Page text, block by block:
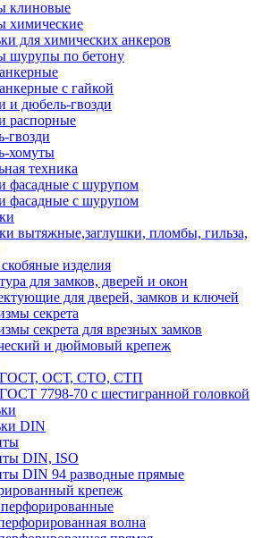
клиновые
химические
для химических анкеров
шурупы по бетону
с гайкой
и дюбель-гвозди
распорные
гвозди
хомуты
техника
фасадные с шурупом
фасадные с шурупом
вытяжные,заглушки, пломбы, гильза,
изделия
для замков, дверей и окон
для дверей, замков и ключей
секрета
секрета для врезных замков
и дюймовый крепеж
ГОСТ, ОСТ, СТО, СТП
7798-70 с шестигранной головкой
DIN
DIN, ISO
DIN 94 разводные прямые
крепеж
волна